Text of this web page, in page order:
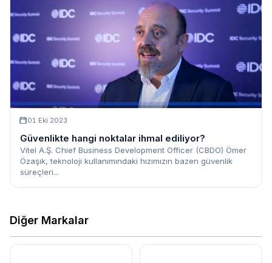
01 Eki 2023
Güvenlikte hangi noktalar ihmal ediliyor?
Vitel A.Ş. Chief Business Development Officer (CBDO) Ömer
Özaşık, teknoloji kullanımındaki hızımızın bazen güvenlik
süreçleri...
Diğer Markalar